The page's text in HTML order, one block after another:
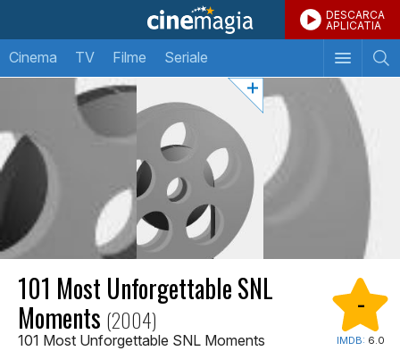
DESCARCA
APLICATIA
Cinema TV Filme Seriale
101 Most Unforgettable SNL
Moments (2004)
101 Most Unforgettable SNL Moments
-
IMDB: 6.0